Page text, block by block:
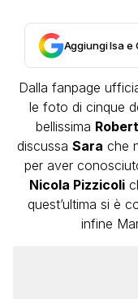
Aggiungi Isa e
Dalla fanpage
le foto di cinque
bellissima
discussa Sara che
per aver
Nicola Pizzicoli
quest’ultima si è
infine